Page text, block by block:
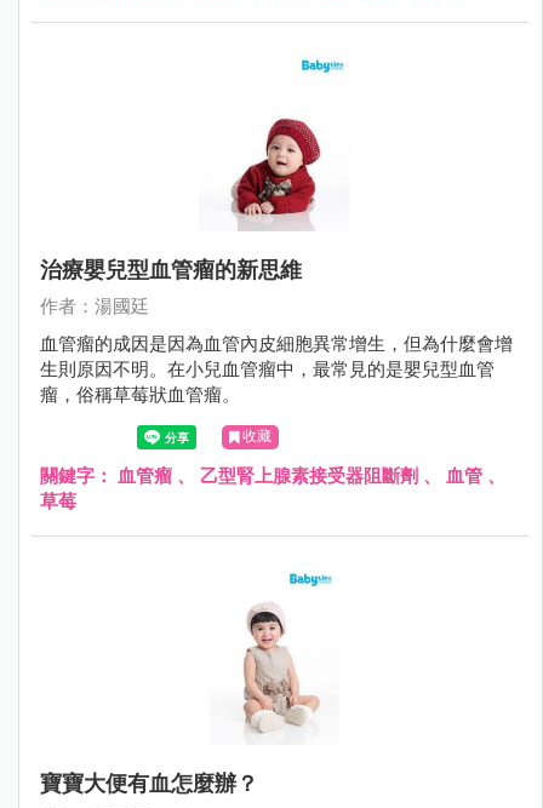
治療嬰兒型血管瘤的新思維
作者：湯國廷
血管瘤的成因是因為血管內皮細胞異常增生，但為什麼會增
生則原因不明。在小兒血管瘤中，最常見的是嬰兒型血管
瘤，俗稱草莓狀血管瘤。
收藏
關鍵字： 血管瘤 、 乙型腎上腺素接受器阻斷劑 、 血管 、
草莓
寶寶大便有血怎麼辦？